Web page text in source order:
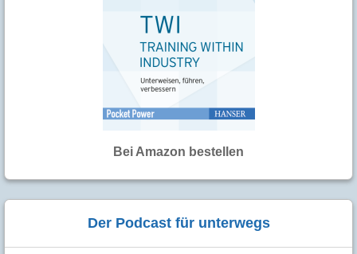
Bei Amazon bestellen
Der Podcast für unterwegs